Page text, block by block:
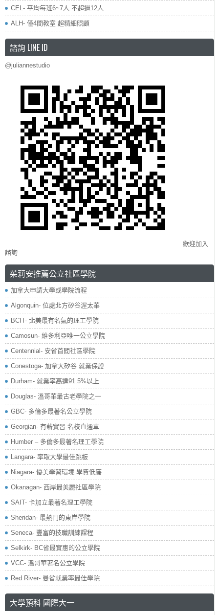
CEL- 平均每班6~7人 不超過12人
ALH- 僅4間教室 超精細照顧
諮詢 LINE ID
@juliannestudio
歡迎加入
諮詢
茱莉安推薦公立社區學院
加拿大申請大學或學院流程
Algonquin- 位處北方矽谷渥太華
BCIT- 北美最有名氣的理工學院
Camosun- 維多利亞唯一公立學院
Centennial- 安省首間社區學院
Conestoga- 加拿大矽谷 就業保證
Durham- 就業率高達91.5%以上
Douglas- 溫哥華最古老學院之一
GBC- 多倫多最著名公立學院
Georgian- 有薪實習 名校直通車
Humber – 多倫多最著名理工學院
Langara- 率取大學最佳跳板
Niagara- 優美學習環境 學費低廉
Okanagan- 西岸最美麗社區學院
SAIT- 卡加立最著名理工學院
Sheridan- 最熱門的東岸學院
Seneca- 豐富的技職訓練課程
Selkirk- BC省最實惠的公立學院
VCC- 溫哥華著名公立學院
Red River- 曼省就業率最佳學院
大學預科 國際大一